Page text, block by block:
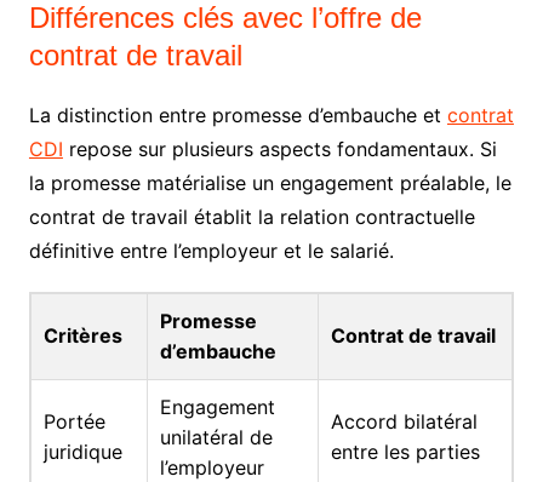
Différences clés avec l’offre de
contrat de travail
La distinction entre promesse d’embauche et contrat
CDI repose sur plusieurs aspects fondamentaux. Si
la promesse matérialise un engagement préalable, le
contrat de travail établit la relation contractuelle
définitive entre l’employeur et le salarié.
Critères
Promesse
d’embauche
Contrat de travail
Portée
juridique
Engagement
unilatéral de
l’employeur
Accord bilatéral
entre les parties